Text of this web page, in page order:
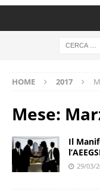
HOME 2017
Mese:
Il
29/03/